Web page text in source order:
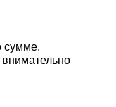
сумме.